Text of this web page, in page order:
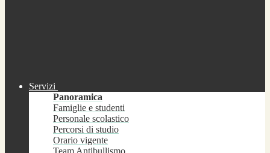
Servizi
Panoramica
Famiglie e studenti
Personale scolastico
Percorsi di studio
Orario vigente